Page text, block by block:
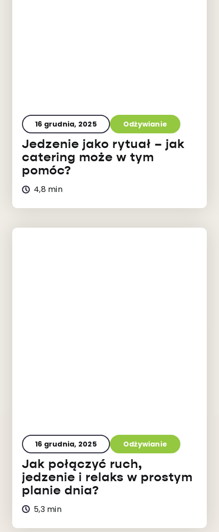
16 grudnia, 2025 Odżywianie
Jedzenie jako rytuał – jak
catering może w tym
pomóc?
4,8 min
16 grudnia, 2025 Odżywianie
Jak połączyć ruch,
jedzenie i relaks w prostym
planie dnia?
5,3 min